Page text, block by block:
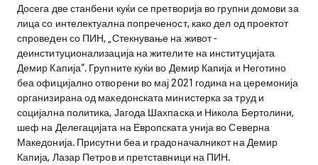
Досега две станбени куќи се претворија во групни домови за
лица со интелектуална попреченост, како дел од проектот
спроведен со ПИН, „Стекнување на живот -
деинституционализација на жителите на институцијата
Демир Капија“. Групните куќи во Демир Капија и Неготино
беа официјално отворени во мај 2021 година на церемонија
организирана од македонската министерка за труд и
социјална политика, Јагода Шахпаска и Никола Бертолини,
шеф на Делегацијата на Европската унија во Северна
Македонија. Присутни беа и градоначалникот на Демир
Капија, Лазар Петров и претставници на ПИН.